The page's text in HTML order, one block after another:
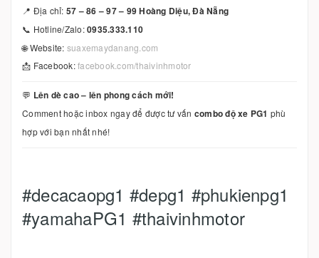
📍 Địa chỉ: 57 – 86 – 97 – 99 Hoàng Diệu, Đà Nẵng
📞 Hotline/Zalo:0935.333.110
🌐 Website: suaxemaydanang.com
📩 Facebook:facebook.com/thaivinhmotor
💬 Lên dè cao – lên phong cách mới!
Comment hoặc inbox ngay để được tư vấn combo độ xe PG1 phù
hợp với bạn nhất nhé!
#decacaopg1 #depg1 #phukienpg1
#yamahaPG1 #thaivinhmotor